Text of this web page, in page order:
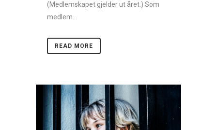
(Medlemskapet gjelder ut året.) Som
medlem...
READ MORE